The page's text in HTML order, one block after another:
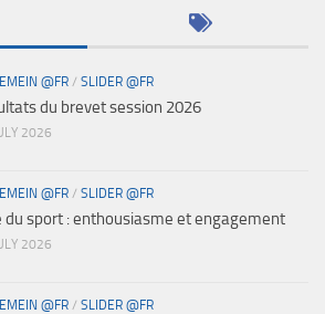
@FR / SLIDER @FR
du brevet session 2026
2026
@FR / SLIDER @FR
du sport : enthousiasme et engagement
2026
@FR / SLIDER @FR